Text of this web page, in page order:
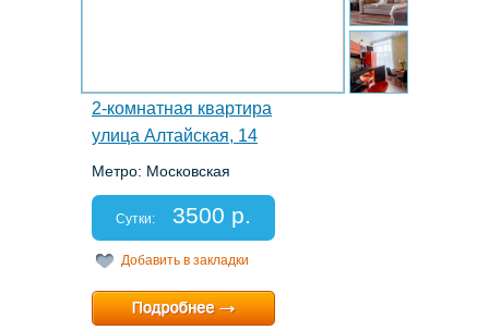
2-комнатная квартира
улица Алтайская, 14
Метро: Московская
Спальных мест: 2+2+2
Отчетные документы: есть
Сутки: 3500 р.
Добавить в закладки
Минимальный срок:2 суток
Расчетный час:12:00